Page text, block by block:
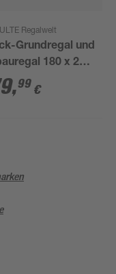
Regalwelt
Grundregal und
180 x 240
cm, 8 Böden,
Tragkraft 340
,99 €